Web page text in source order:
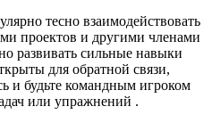
тесно взаимодействовать
проектов и другими членами
развивать сильные навыки
для обратной связи,
и будьте командным игроком
или упражнений .